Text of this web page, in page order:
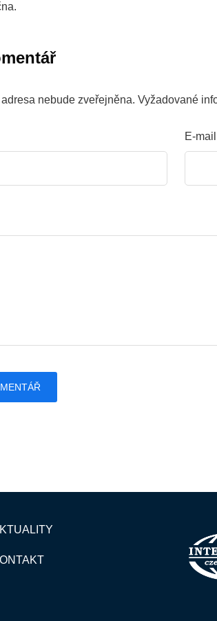
nebude zveřejněna. Vyžadované
E-mail